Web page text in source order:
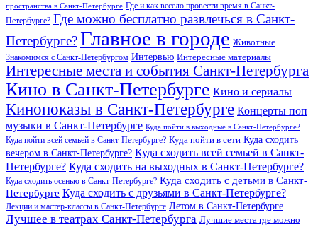
пространства в Санкт-Петербурге Где и как весело провести время в Санкт-
Петербурге? Где можно бесплатно развлечься в Санкт-
Петербурге?Главное в городе Животные
Знакомимся с Санкт-Петербургом Интервью Интересные материалы
Интересные места и события Санкт-Петербурга
Кино в Санкт-Петербурге Кино и сериалы
Кинопоказы в Санкт-Петербурге Концерты поп
музыки в Санкт-Петербурге Куда пойти в выходные в Санкт-Петербурге?
Куда пойти всей семьей в Санкт-Петербурге? Куда пойти в сети Куда сходить
вечером в Санкт-Петербурге? Куда сходить всей семьей в Санкт-
Петербурге? Куда сходить на выходных в Санкт-Петербурге?
Куда сходить осенью в Санкт-Петербурге? Куда сходить с детьми в Санкт-
Петербурге Куда сходить с друзьями в Санкт-Петербурге?
Лекции и мастер-классы в Санкт-Петербурге Летом в Санкт-Петербурге
Лучшее в театрах Санкт-Петербурга Лучшие места где можно